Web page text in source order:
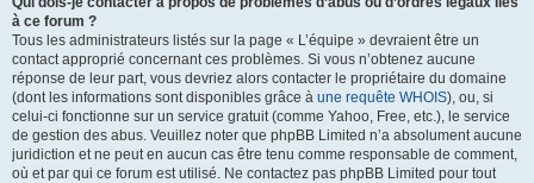
à ce forum ?
Tous les administrateurs listés sur la page « L’équipe » devraient être un
contact approprié concernant ces problèmes. Si vous n’obtenez aucune
réponse de leur part, vous devriez alors contacter le propriétaire du domaine
(dont les informations sont disponibles grâce à une requête WHOIS), ou, si
celui-ci fonctionne sur un service gratuit (comme Yahoo, Free, etc.), le service
de gestion des abus. Veuillez noter que phpBB Limited n’a absolument aucune
juridiction et ne peut en aucun cas être tenu comme responsable de comment,
où et par qui ce forum est utilisé. Ne contactez pas phpBB Limited pour tout